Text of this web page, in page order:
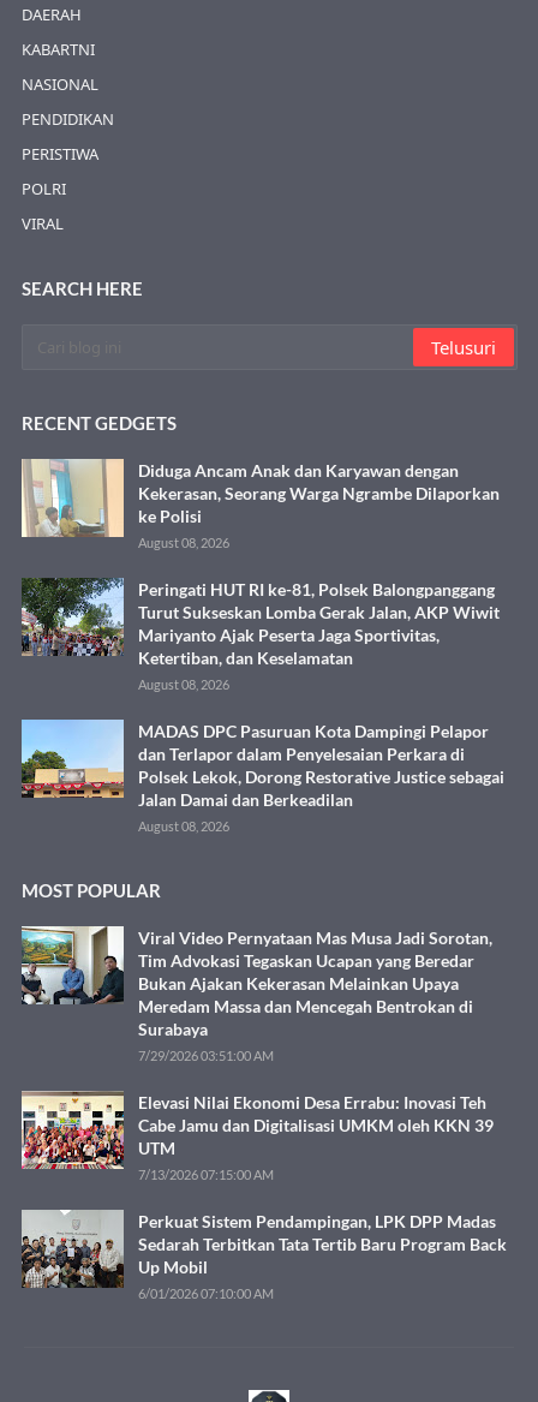
DAERAH
KABARTNI
NASIONAL
PENDIDIKAN
PERISTIWA
POLRI
VIRAL
SEARCH HERE
RECENT GEDGETS
Diduga Ancam Anak dan Karyawan dengan
Kekerasan, Seorang Warga Ngrambe Dilaporkan
ke Polisi
August 08, 2026
Peringati HUT RI ke-81, Polsek Balongpanggang
Turut Sukseskan Lomba Gerak Jalan, AKP Wiwit
Mariyanto Ajak Peserta Jaga Sportivitas,
Ketertiban, dan Keselamatan
August 08, 2026
MADAS DPC Pasuruan Kota Dampingi Pelapor
dan Terlapor dalam Penyelesaian Perkara di
Polsek Lekok, Dorong Restorative Justice sebagai
Jalan Damai dan Berkeadilan
August 08, 2026
MOST POPULAR
Viral Video Pernyataan Mas Musa Jadi Sorotan,
Tim Advokasi Tegaskan Ucapan yang Beredar
Bukan Ajakan Kekerasan Melainkan Upaya
Meredam Massa dan Mencegah Bentrokan di
Surabaya
7/29/2026 03:51:00 AM
Elevasi Nilai Ekonomi Desa Errabu: Inovasi Teh
Cabe Jamu dan Digitalisasi UMKM oleh KKN 39
UTM
7/13/2026 07:15:00 AM
Perkuat Sistem Pendampingan, LPK DPP Madas
Sedarah Terbitkan Tata Tertib Baru Program Back
Up Mobil
6/01/2026 07:10:00 AM